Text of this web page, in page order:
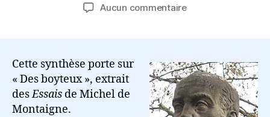
l’article
Aucun commentairesur
Montaigne
Cette synthèse porte sur
« Des boyteux », extrait
desEssais de Michel de
Montaigne.